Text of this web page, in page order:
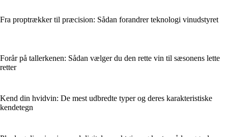
Fra proptrækker til præcision: Sådan forandrer teknologi vinudstyret
Forår på tallerkenen: Sådan vælger du den rette vin til sæsonens lette
retter
Kend din hvidvin: De mest udbredte typer og deres karakteristiske
kendetegn